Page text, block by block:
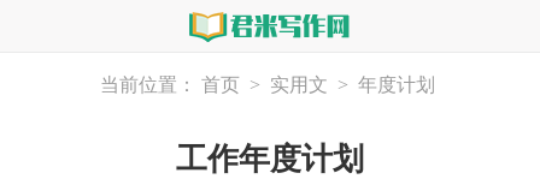
当前位置： 首页 > 实用文 > 年度计划
工作年度计划